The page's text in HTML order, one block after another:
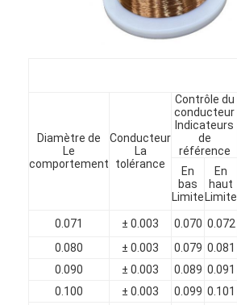
Fil magnétique à haute température
Diamètre de
Le
comportement
Conducteur
La
tolérance
Contrôle du
conducteur
Indicateurs
de
référence
En
bas
Limite
En
haut
Limite
0.071 ± 0.003 0.070 0.072
0.080
± 0.003 0.079 0.081
0.090
± 0.003 0.089 0.091
0.100
± 0.003 0.099 0.101